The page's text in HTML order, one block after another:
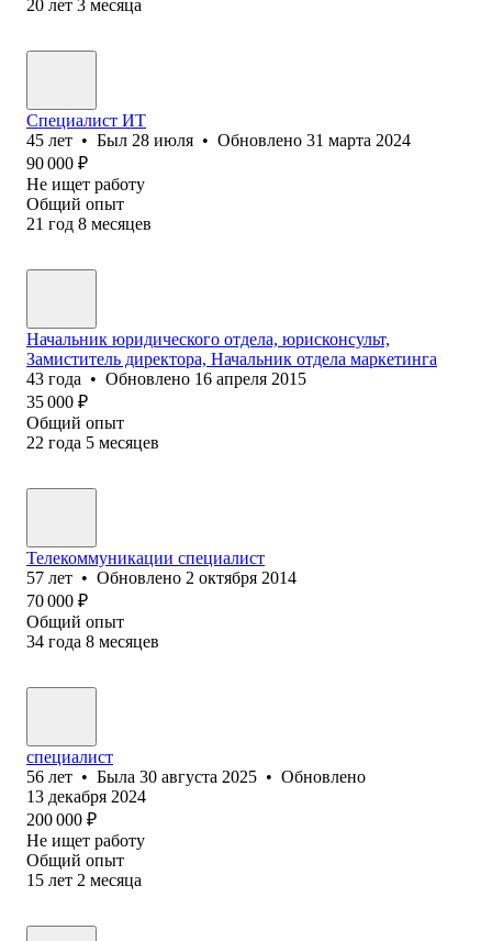
20 лет 3 месяца
Специалист ИТ
45 лет • Был 28 июля • Обновлено 31 марта 2024
90 000 ₽
Не ищет работу
Общий опыт
21 год 8 месяцев
Начальник юридического отдела, юрисконсульт,
Замиститель директора, Начальник отдела маркетинга
43 года • Обновлено 16 апреля 2015
35 000 ₽
Общий опыт
22 года 5 месяцев
Телекоммуникации специалист
57 лет • Обновлено 2 октября 2014
70 000 ₽
Общий опыт
34 года 8 месяцев
специалист
56 лет • Была 30 августа 2025 • Обновлено
13 декабря 2024
200 000 ₽
Не ищет работу
Общий опыт
15 лет 2 месяца